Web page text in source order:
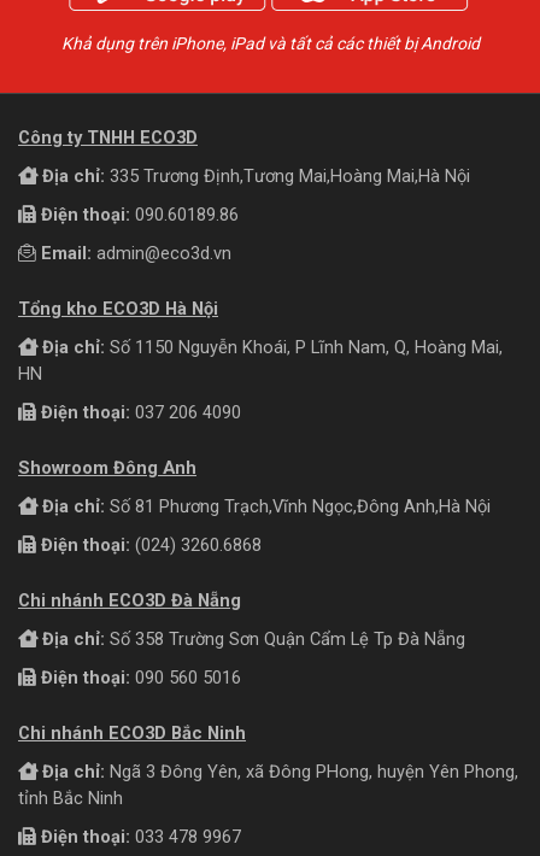
Khả dụng trên iPhone, iPad và tất cả các thiết bị Android
Công ty TNHH ECO3D
Địa chỉ: 335 Trương Định,Tương Mai,Hoàng Mai,Hà Nội
Điện thoại: 090.60189.86
Email: admin@eco3d.vn
Tổng kho ECO3D Hà Nội
Địa chỉ: Số 1150 Nguyễn Khoái, P Lĩnh Nam, Q, Hoàng Mai,
HN
Điện thoại: 037 206 4090
Showroom Đông Anh
Địa chỉ: Số 81 Phương Trạch,Vĩnh Ngọc,Đông Anh,Hà Nội
Điện thoại: (024) 3260.6868
Chi nhánh ECO3D Đà Nẵng
Địa chỉ: Số 358 Trường Sơn Quận Cẩm Lệ Tp Đà Nẵng
Điện thoại: 090 560 5016
Chi nhánh ECO3D Bắc Ninh
Địa chỉ: Ngã 3 Đông Yên, xã Đông PHong, huyện Yên Phong,
tỉnh Bắc Ninh
Điện thoại: 033 478 9967